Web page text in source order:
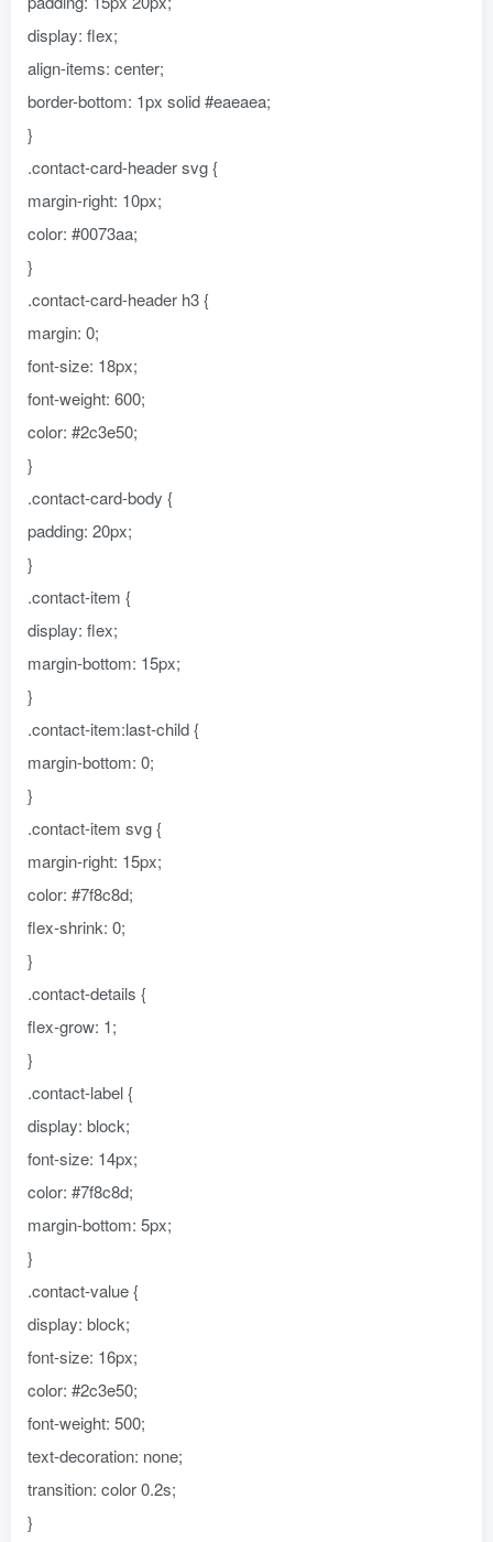
display: flex;
align-items: center;
border-bottom: 1px solid #eaeaea;
}
.contact-card-header svg {
margin-right: 10px;
color: #0073aa;
}
.contact-card-header h3 {
margin: 0;
font-size: 18px;
font-weight: 600;
color: #2c3e50;
}
.contact-card-body {
padding: 20px;
}
.contact-item {
display: flex;
margin-bottom: 15px;
}
.contact-item:last-child {
margin-bottom: 0;
}
.contact-item svg {
margin-right: 15px;
color: #7f8c8d;
flex-shrink: 0;
}
.contact-details {
flex-grow: 1;
}
.contact-label {
display: block;
font-size: 14px;
color: #7f8c8d;
margin-bottom: 5px;
}
.contact-value {
display: block;
font-size: 16px;
color: #2c3e50;
font-weight: 500;
text-decoration: none;
transition: color 0.2s;
}